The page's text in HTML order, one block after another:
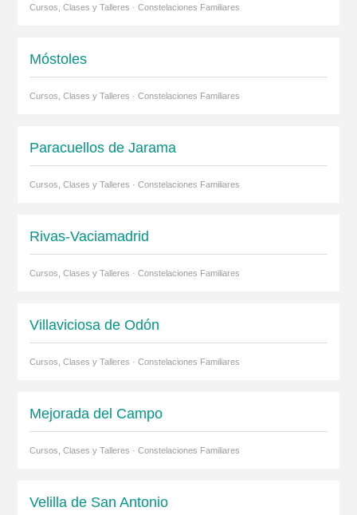
Cursos, Clases y Talleres · Constelaciones Familiares
Móstoles
Cursos, Clases y Talleres · Constelaciones Familiares
Paracuellos de Jarama
Cursos, Clases y Talleres · Constelaciones Familiares
Rivas-Vaciamadrid
Cursos, Clases y Talleres · Constelaciones Familiares
Villaviciosa de Odón
Cursos, Clases y Talleres · Constelaciones Familiares
Mejorada del Campo
Cursos, Clases y Talleres · Constelaciones Familiares
Velilla de San Antonio